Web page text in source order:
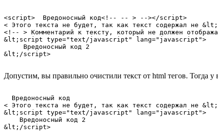
<script>  Вредоносный код<!-- -- > --></script>
< Этого текста не будет, так как текст содержал не
<!-- > Комментарий к тексту, который не должен
&lt;script type="text/javascript" lang="javascript">
     Вредоносный код 2
Допустим, вы правильно очистили текст от html тегов. Тогда
  Вредоносный код
< Этого текста не будет, так как текст содержал не
&lt;script type="text/javascript" lang="javascript">
    Вредоносный код 2